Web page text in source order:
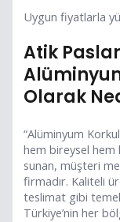
Uygun fiyatlarla
Atik
Olarak
“Alüminyum
hem bireysel
sunan, müşteri
firmadır. Kaliteli
teslimat gibi
Türkiye’nin her